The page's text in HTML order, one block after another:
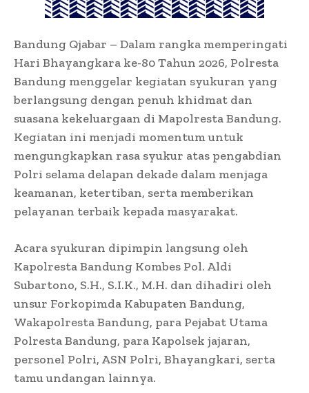
Bandung Qjabar – Dalam rangka memperingati
Hari Bhayangkara ke-80 Tahun 2026, Polresta
Bandung menggelar kegiatan syukuran yang
berlangsung dengan penuh khidmat dan
suasana kekeluargaan di Mapolresta Bandung.
Kegiatan ini menjadi momentum untuk
mengungkapkan rasa syukur atas pengabdian
Polri selama delapan dekade dalam menjaga
keamanan, ketertiban, serta memberikan
pelayanan terbaik kepada masyarakat.
Acara syukuran dipimpin langsung oleh
Kapolresta Bandung Kombes Pol. Aldi
Subartono, S.H., S.I.K., M.H. dan dihadiri oleh
unsur Forkopimda Kabupaten Bandung,
Wakapolresta Bandung, para Pejabat Utama
Polresta Bandung, para Kapolsek jajaran,
personel Polri, ASN Polri, Bhayangkari, serta
tamu undangan lainnya.